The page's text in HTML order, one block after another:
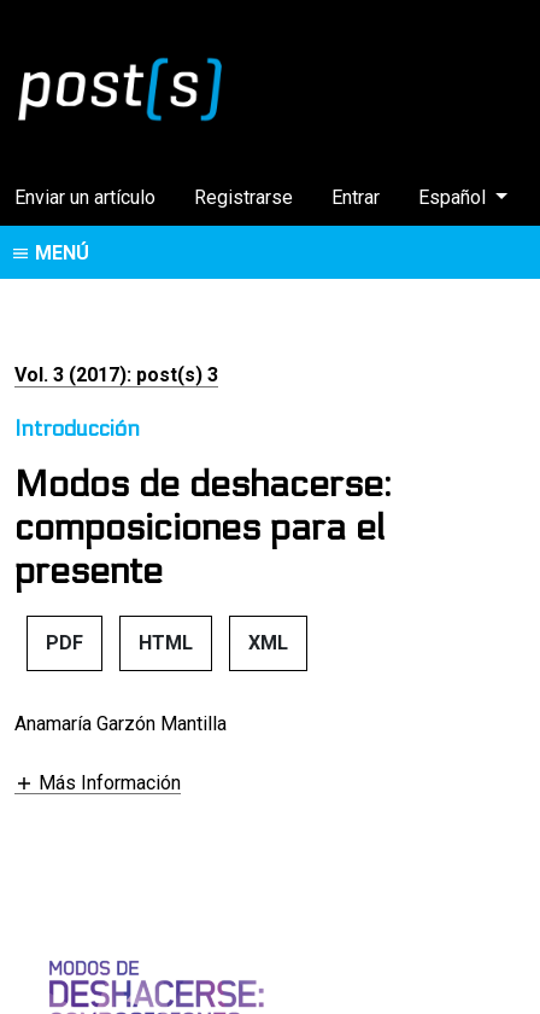
Enviar un artículo Registrarse Entrar Cambiar el
Español
MENÚ
Vol. 3 (2017): post(s) 3
Introducción
Modos de deshacerse:
composiciones para el
presente
PDF HTML XML
Anamaría Garzón Mantilla
Más Información